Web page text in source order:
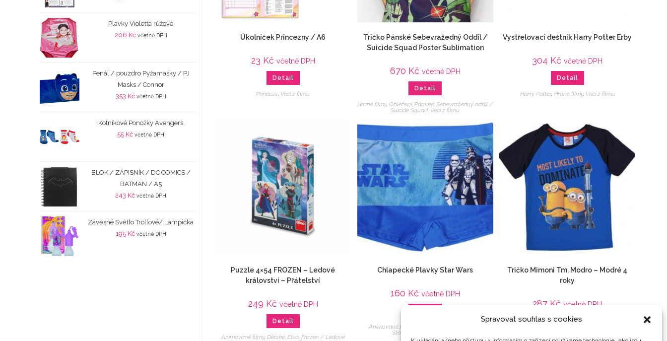
Spravovat souhlas s cookies
Úkolníček Princezny / A6
23 Kč včetně DPH
Detail
Princess Veci z filmu
Tričko Pánské Sebevražedný Oddíl /
Suicide Squad Poster Sublimation
670 Kč včetně DPH
Detail
Hrané filmy,Oblečení,Pánské ,Sebevražedný oddíl /
Suicide Squad Veci z filmu
Vystřelovací deštník Harry Potter Erby
304 Kč včetně DPH
Detail
Harry Potter, Hrané filmy, Veci z filmu
Puzzle 4×54 FROZEN – Ledové
království – Přátelství
249 Kč včetně DPH
Detail
Animované filmy, Dětské, Elsa, Frozen / Ledové
Chlapecké Plavky Star Wars
160 Kč včetně DPH
Animované filmy
Stormtrooper
Tričko Mimoni Tm. Modro – Modré 4
roky
287 Kč včetně DPH
Detail
Animované filmy Dětské, Mimoň ,
Mimoni / Já,
Plavky Violetta růžové
206 Kč včetně DPH
Penál / pouzdro Pyžamasky / PJ
Masks / Connor
353 Kč včetně DPH
Kotníkové Ponožky Avengers
55 Kč včetně DPH
BLOK / ZÁPISNÍK / DC COMICS /
BATMAN / A5
243 Kč včetně DPH
Závěsné Světlo Trollové/ Lampička
195 Kč včetně DPH